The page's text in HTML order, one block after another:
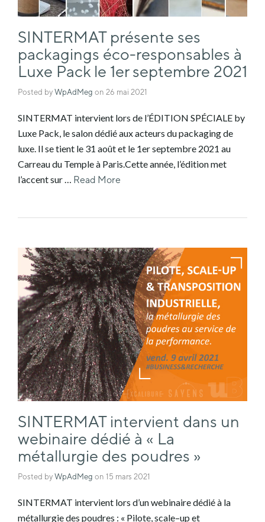
SINTERMAT présente ses
packagings éco-responsables à
Luxe Pack le 1er septembre 2021
Posted by WpAdMeg on 26 mai 2021
SINTERMAT intervient lors de l’ÉDITION SPÉCIALE by
Luxe Pack, le salon dédié aux acteurs du packaging de
luxe. Il se tient le 31 août et le 1er septembre 2021 au
Carreau du Temple à Paris.Cette année, l’édition met
l’accent sur … Read More
SINTERMAT intervient dans un
webinaire dédié à « La
métallurgie des poudres »
Posted by WpAdMeg on 15 mars 2021
SINTERMAT intervient lors d’un webinaire dédié à la
métallurgie des poudres : « Pilote, scale–up et